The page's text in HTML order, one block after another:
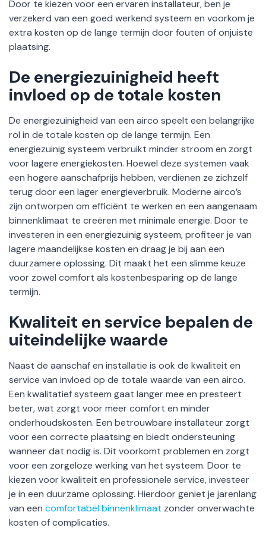
Door te kiezen voor een ervaren installateur, ben je
verzekerd van een goed werkend systeem en voorkom je
extra kosten op de lange termijn door fouten of onjuiste
plaatsing.
De energiezuinigheid heeft
invloed op de totale kosten
De energiezuinigheid van een airco speelt een belangrijke
rol in de totale kosten op de lange termijn. Een
energiezuinig systeem verbruikt minder stroom en zorgt
voor lagere energiekosten. Hoewel deze systemen vaak
een hogere aanschafprijs hebben, verdienen ze zichzelf
terug door een lager energieverbruik. Moderne airco’s
zijn ontworpen om efficiënt te werken en een aangenaam
binnenklimaat te creëren met minimale energie. Door te
investeren in een energiezuinig systeem, profiteer je van
lagere maandelijkse kosten en draag je bij aan een
duurzamere oplossing. Dit maakt het een slimme keuze
voor zowel comfort als kostenbesparing op de lange
termijn.
Kwaliteit en service bepalen de
uiteindelijke waarde
Naast de aanschaf en installatie is ook de kwaliteit en
service van invloed op de totale waarde van een airco.
Een kwalitatief systeem gaat langer mee en presteert
beter, wat zorgt voor meer comfort en minder
onderhoudskosten. Een betrouwbare installateur zorgt
voor een correcte plaatsing en biedt ondersteuning
wanneer dat nodig is. Dit voorkomt problemen en zorgt
voor een zorgeloze werking van het systeem. Door te
kiezen voor kwaliteit en professionele service, investeer
je in een duurzame oplossing. Hierdoor geniet je jarenlang
van een comfortabel binnenklimaat zonder onverwachte
kosten of complicaties.